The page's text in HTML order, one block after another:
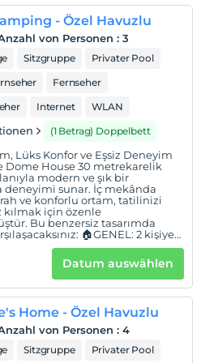
yapılabilmektedir.
kalorifer sistemi ile
ev modeline
BTU arasında klima
ücretsiz olarak verilmektedir.
Rüzgarlı havalarda şömine
barbekü
için mangal kömürü ve hijyen
dahil değildir )
tüm bungalovlarımızda
manzaralı, ısıtmalı özel
s Home ) ile suite - iki yatak
özel havuzlu (
- Özel Havuzlu
von Personen : 3
Sitzgruppe
Privater Pool
Fernseher
Internet WLAN
(1 Betrag) Doppelbett
Lüks Konfor ve Eşsiz Deneyim
Dome House 30 metrekarelik
modern ve şık bir
deneyimi sunar. İç mekânda
ve konforlu ortam, tatilinizi
için özenle
tasarımda
🏠GENEL: 2 kişiye
imkanı 0-6 yaş 1 çocuk
Veranda- Avlu Barbekü imkanı
Datum auswählen
Home - Özel Havuzlu
von Personen : 4
Sitzgruppe Privater Pool